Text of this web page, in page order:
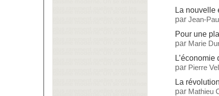
La nouvelle
par Jean-
Pour une
par Marie
L’économie
par Pierre
La
par Mathieu